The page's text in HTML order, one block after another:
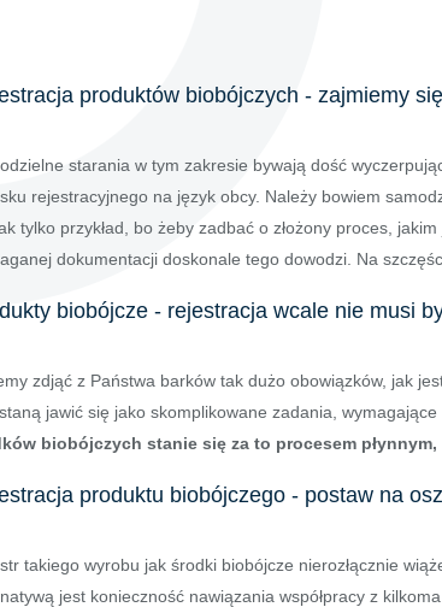
produktów biobójczych - zajmiemy
starania w tym zakresie bywają dość
rejestracyjnego na język obcy. Należy bowiem
tylko przykład, bo żeby zadbać o złożony proces, jakim
dokumentacji doskonale tego dowodzi. Na
biobójcze - rejestracja wcale nie musi
zdjąć z Państwa barków tak dużo obowiązków, jak
jawić się jako skomplikowane zadania,
biobójczych stanie się za to procesem
produktu biobójczego - postaw na
takiego wyrobu jak środki biobójcze nierozłącznie
jest konieczność nawiązania współpracy z